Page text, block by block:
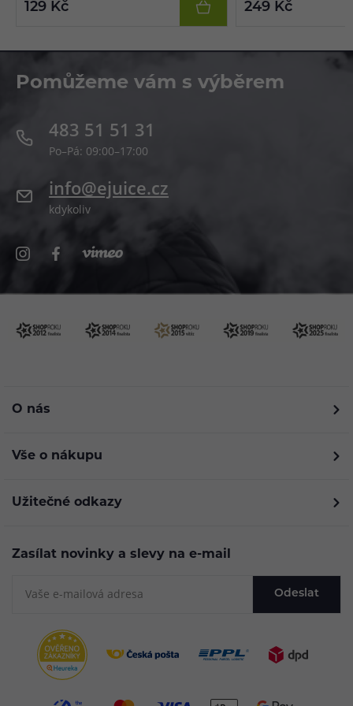
129 Kč 249 Kč
Pomůžeme vám s výběrem
483 51 51 31
Po–Pá: 09:00–17:00
info@ejuice.cz
kdykoliv
O nás
Vše o nákupu
Užitečné odkazy
Zasílat novinky a slevy na e-mail
Odeslat